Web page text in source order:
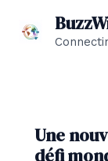
Une
défi